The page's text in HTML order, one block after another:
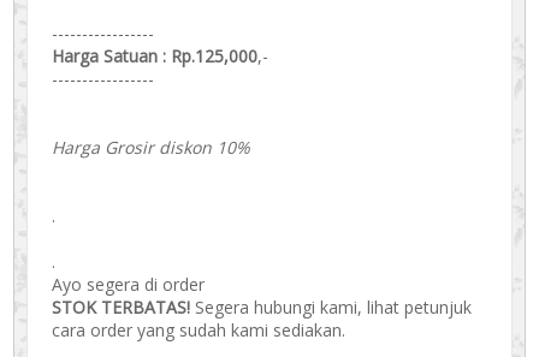
-----------------
Harga Satuan : Rp.125,000,-
-----------------
Harga Grosir diskon 10%
.
.
Ayo segera di order
STOK TERBATAS! Segera hubungi kami, lihat petunjuk
cara order yang sudah kami sediakan.